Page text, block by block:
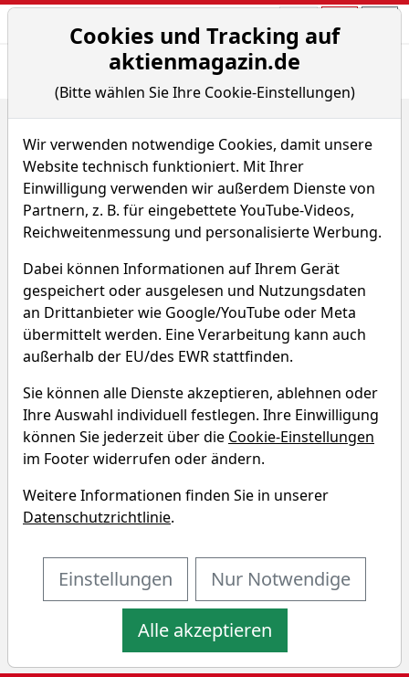
Aktien- und
Home Fonds
Xtrackers MSCI Korea UCITS ETF
Renditedreieck
Xtrackers MSCI Korea UCITS
ETF
DBX8
WKN DBX1K2
ISIN LU0292100046
Xtrackers MSCI Korea UCITS ETF
Renditedreieck
Entdecken Sie auf einen Blick die Performance des
Xtrackers MSCI Korea UCITS ETF Fonds über
Cookies und Tracking auf
aktienmagazin.de
(Bitte wählen Sie Ihre Cookie-Einstellungen)
Wir verwenden notwendige Cookies, damit unsere
Website technisch funktioniert. Mit Ihrer
Einwilligung verwenden wir außerdem Dienste von
Partnern, z. B. für eingebettete YouTube-Videos,
Reichweitenmessung und personalisierte Werbung.
Dabei können Informationen auf Ihrem Gerät
gespeichert oder ausgelesen und Nutzungsdaten
an Drittanbieter wie Google/YouTube oder Meta
übermittelt werden. Eine Verarbeitung kann auch
außerhalb der EU/des EWR stattfinden.
Sie können alle Dienste akzeptieren, ablehnen oder
Ihre Auswahl individuell festlegen. Ihre Einwilligung
können Sie jederzeit über die Cookie-Einstellungen
im Footer widerrufen oder ändern.
Weitere Informationen finden Sie in unserer
Datenschutzrichtlinie.
Einstellungen Nur Notwendige
Alle akzeptieren